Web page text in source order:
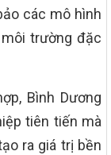
các mô hình
trường đặc
Bình Dương
tiên tiến mà
ra giá trị bền